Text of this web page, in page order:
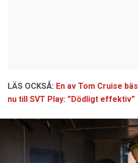
LÄS OCKSÅ: En av Tom Cruise
nu till SVT Play: ”Dödligt effektiv”